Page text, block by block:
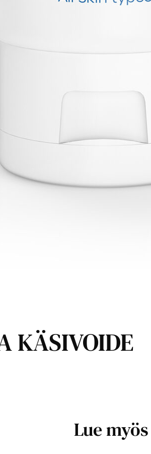
KÄSIVOIDE
Lue myös